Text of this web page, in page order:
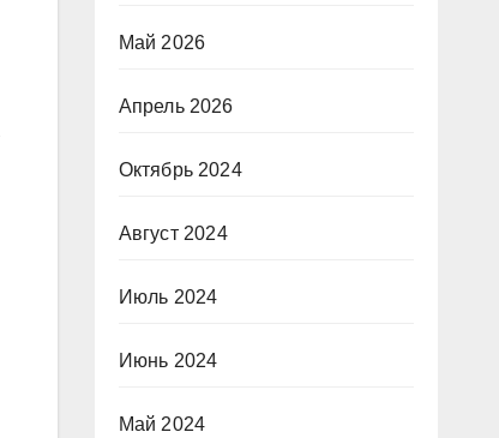
Май 2026
Апрель 2026
Октябрь 2024
Август 2024
Июль 2024
Июнь 2024
Май 2024